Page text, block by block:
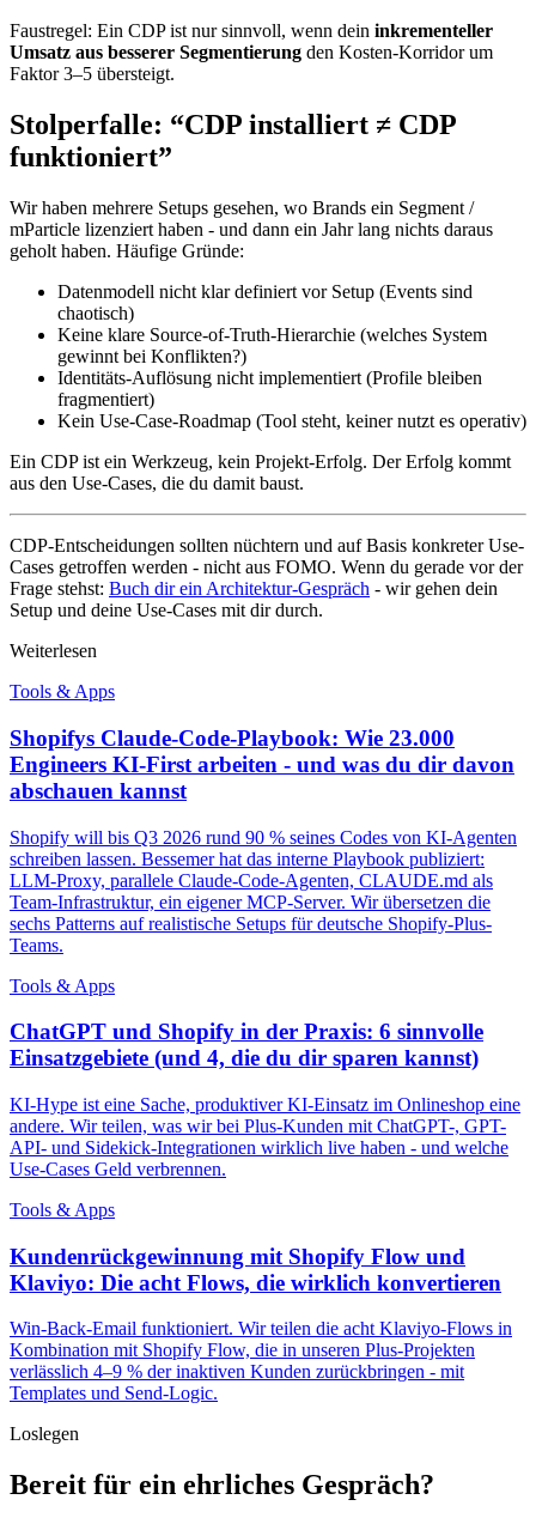
Faustregel: Ein CDP ist nur sinnvoll, wenn dein inkrementeller
Umsatz aus besserer Segmentierung den Kosten-Korridor um
Faktor 3–5 übersteigt.
Stolperfalle: “CDP installiert ≠ CDP
funktioniert”
Wir haben mehrere Setups gesehen, wo Brands ein Segment /
mParticle lizenziert haben - und dann ein Jahr lang nichts daraus
geholt haben. Häufige Gründe:
Datenmodell nicht klar definiert vor Setup (Events sind
chaotisch)
Keine klare Source-of-Truth-Hierarchie (welches System
gewinnt bei Konflikten?)
Identitäts-Auflösung nicht implementiert (Profile bleiben
fragmentiert)
Kein Use-Case-Roadmap (Tool steht, keiner nutzt es operativ)
Ein CDP ist ein Werkzeug, kein Projekt-Erfolg. Der Erfolg kommt
aus den Use-Cases, die du damit baust.
CDP-Entscheidungen sollten nüchtern und auf Basis konkreter Use-
Cases getroffen werden - nicht aus FOMO. Wenn du gerade vor der
Frage stehst: Buch dir ein Architektur-Gespräch - wir gehen dein
Setup und deine Use-Cases mit dir durch.
Weiterlesen
Tools & Apps
Shopifys Claude-Code-Playbook: Wie 23.000
Engineers KI-First arbeiten - und was du dir davon
abschauen kannst
Shopify will bis Q3 2026 rund 90 % seines Codes von KI-Agenten
schreiben lassen. Bessemer hat das interne Playbook publiziert:
LLM-Proxy, parallele Claude-Code-Agenten, CLAUDE.md als
Team-Infrastruktur, ein eigener MCP-Server. Wir übersetzen die
sechs Patterns auf realistische Setups für deutsche Shopify-Plus-
Teams.
Tools & Apps
ChatGPT und Shopify in der Praxis: 6 sinnvolle
Einsatzgebiete (und 4, die du dir sparen kannst)
KI-Hype ist eine Sache, produktiver KI-Einsatz im Onlineshop eine
andere. Wir teilen, was wir bei Plus-Kunden mit ChatGPT-, GPT-
API- und Sidekick-Integrationen wirklich live haben - und welche
Use-Cases Geld verbrennen.
Tools & Apps
Kundenrückgewinnung mit Shopify Flow und
Klaviyo: Die acht Flows, die wirklich konvertieren
Win-Back-Email funktioniert. Wir teilen die acht Klaviyo-Flows in
Kombination mit Shopify Flow, die in unseren Plus-Projekten
verlässlich 4–9 % der inaktiven Kunden zurückbringen - mit
Templates und Send-Logic.
Loslegen
Bereit für ein ehrliches Gespräch?